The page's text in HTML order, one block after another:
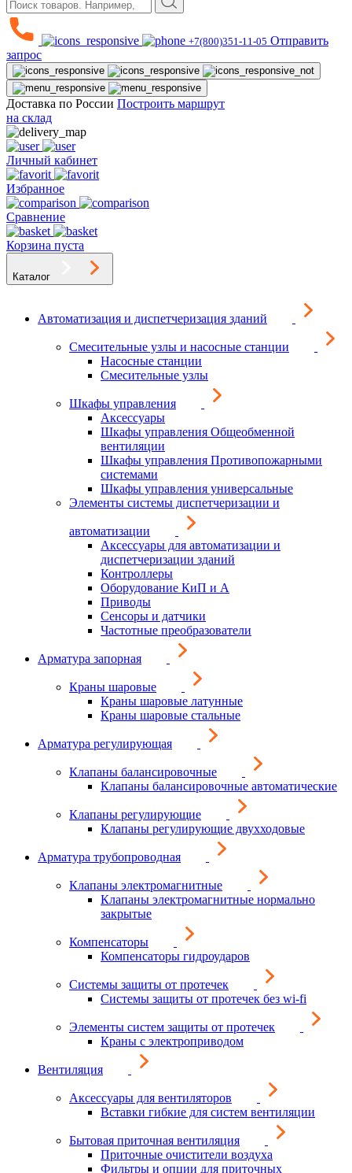
+7(800)351-11-05 Отправить
запрос
Доставка по России Построить маршрут
на склад
Личный кабинет
Избранное
Сравнение
Корзина пуста
Каталог
Автоматизация и диспетчеризация зданий
Смесительные узлы и насосные станции
Насосные станции
Смесительные узлы
Шкафы управления
Аксессуары
Шкафы управления Общеобменной
вентиляции
Шкафы управления Противопожарными
системами
Шкафы управления универсальные
Элементы системы диспетчеризации и
автоматизации
Аксессуары для автоматизации и
диспетчеризации зданий
Контроллеры
Оборудование КиП и А
Приводы
Сенсоры и датчики
Частотные преобразователи
Арматура запорная
Краны шаровые
Краны шаровые латунные
Краны шаровые стальные
Арматура регулирующая
Клапаны балансировочные
Клапаны балансировочные автоматические
Клапаны регулирующие
Клапаны регулирующие двухходовые
Арматура трубопроводная
Клапаны электромагнитные
Клапаны электромагнитные нормально
закрытые
Компенсаторы
Компенсаторы гидроударов
Системы защиты от протечек
Системы защиты от протечек без wi-fi
Элементы систем защиты от протечек
Краны с электроприводом
Вентиляция
Аксессуары для вентиляторов
Вставки гибкие для систем вентиляции
Бытовая приточная вентиляция
Приточные очистители воздуха
Фильтры и опции для приточных